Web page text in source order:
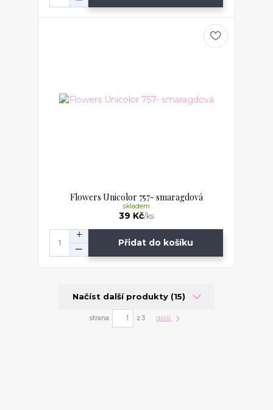
Flowers Unicolor 757- smaragdová
39 Kč/ks
skladem
Přidat do košíku
Načíst další produkty (15)
strana z 3 další